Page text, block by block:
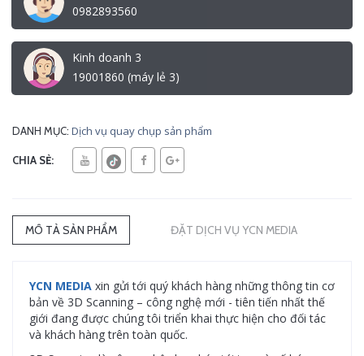
0982893560
Kinh doanh 3
19001860 (máy lẻ 3)
DANH MỤC: Dịch vụ quay chụp sản phẩm
CHIA SẺ:
MÔ TẢ SẢN PHẨM ĐẶT DỊCH VỤ YCN MEDIA
YCN MEDIA xin gửi tới quý khách hàng những thông tin cơ
bản về 3D Scanning – công nghệ mới - tiên tiến nhất thế
giới đang được chúng tôi triển khai thực hiện cho đối tác
và khách hàng trên toàn quốc.